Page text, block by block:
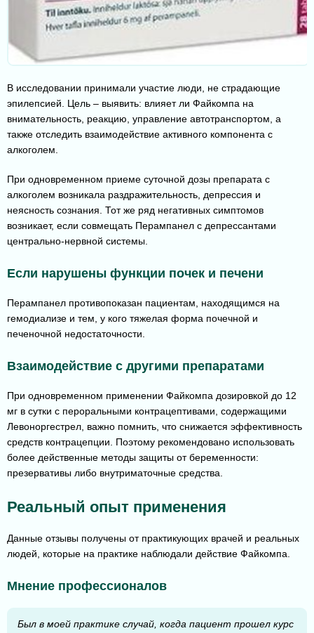
В исследовании принимали участие люди, не страдающие
эпилепсией. Цель – выявить: влияет ли Файкомпа на
внимательность, реакцию, управление автотранспортом, а
также отследить взаимодействие активного компонента с
алкоголем.
При одновременном приеме суточной дозы препарата с
алкоголем возникала раздражительность, депрессия и
неясность сознания. Тот же ряд негативных симптомов
возникает, если совмещать Перампанел с депрессантами
центрально-нервной системы.
Если нарушены функции почек и печени
Перампанел противопоказан пациентам, находящимся на
гемодиализе и тем, у кого тяжелая форма почечной и
печеночной недостаточности.
Взаимодействие с другими препаратами
При одновременном применении Файкомпа дозировкой до 12
мг в сутки с пероральными контрацептивами, содержащими
Левоноргестрел, важно помнить, что снижается эффективность
средств контрацепции. Поэтому рекомендовано использовать
более действенные методы защиты от беременности:
презервативы либо внутриматочные средства.
Реальный опыт применения
Данные отзывы получены от практикующих врачей и реальных
людей, которые на практике наблюдали действие Файкомпа.
Мнение профессионалов
Был в моей практике случай, когда пациент прошел курс